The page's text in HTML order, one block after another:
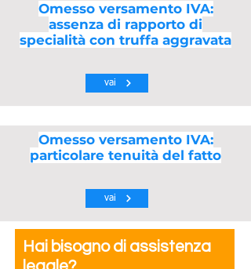
Omesso versamento IVA:
assenza di rapporto di
specialità con truffa aggravata
vai
Omesso versamento IVA:
particolare tenuità del fatto
vai
Hai bisogno di assistenza